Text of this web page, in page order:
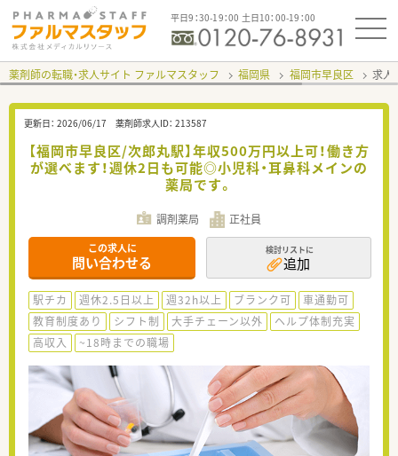
平日9：30-19：00 土日10：00-19：00
薬剤師の転職・求人サイト ファルマスタッフ 福岡県 福岡市早良区 求人
更新日： 2026/06/17 薬剤師求人ID： 213587
【福岡市早良区/次郎丸駅】年収500万円以上可！働き方
が選べます！週休2日も可能◎小児科・耳鼻科メインの
薬局です。
調剤薬局 正社員
この求人に
問い合わせる
検討リストに
追加
駅チカ 週休2.5日以上 週32h以上 ブランク可
車通勤可
教育制度あり
シフト制 大手チェーン以外
ヘルプ体制充実
高収入
~18時までの職場